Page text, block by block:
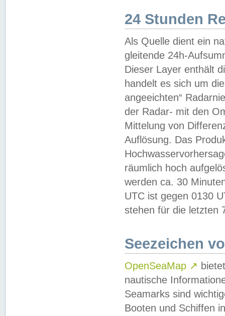
24 Stunden
Als Quelle dient ein
gleitende 24h-
Dieser Layer enthält
handelt es sich um
angeeichten“
der Radar- mit den
Mittelung von
Auflösung. Das
räumlich hoch
werden ca. 30
UTC ist gegen 0130
stehen für die letzten
Seezeichen
OpenSeaMap ↗
nautische
Seamarks sind
Booten und Schiffen